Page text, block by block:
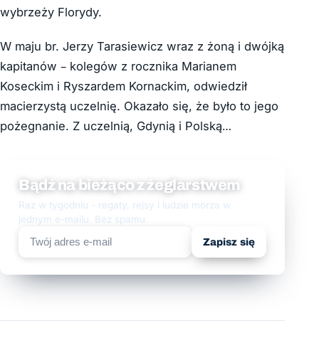
wybrzeży Florydy.
W maju br. Jerzy Tarasiewicz wraz z żoną i dwójką
kapitanów – kolegów z rocznika Marianem
Koseckim i Ryszardem Kornackim, odwiedził
macierzystą uczelnię. Okazało się, że było to jego
pożegnanie. Z uczelnią, Gdynią i Polską…
Bądź na bieżąco z żeglarstwem
Raz w tygodniu - regaty, rejsy i ludzie morza w
jednym e-mailu. Bez spamu.
Zapisz się